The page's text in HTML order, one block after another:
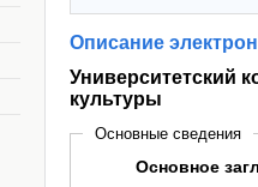
Описание
Университетский
культуры
Основные сведения
Основное